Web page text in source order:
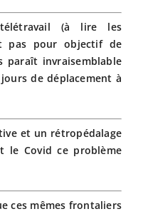
(à lire les
pas pour objectif de
paraît invraisemblable
de déplacement à
et un rétropédalage
le Covid ce problème
ces mêmes frontaliers